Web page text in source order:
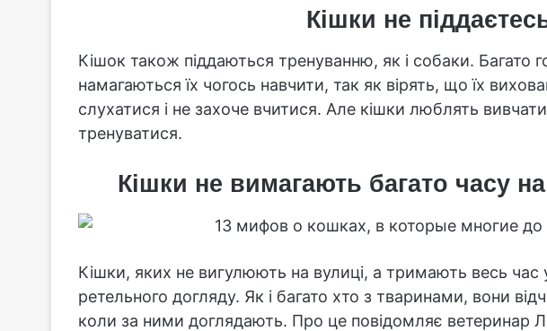
Кішки не
Кішок також піддаються тренуванню, як і собаки. Багато
намагаються їх чогось навчити, так як вірять, що їх
слухатися і не захоче вчитися. Але кішки люблять
тренуватися.
Кішки не вимагають багато часу
Кішки, яких не вигулюють на вулиці, а тримають весь час
ретельного догляду. Як і багато хто з тваринами, вони
коли за ними доглядають. Про це повідомляє ветеринар